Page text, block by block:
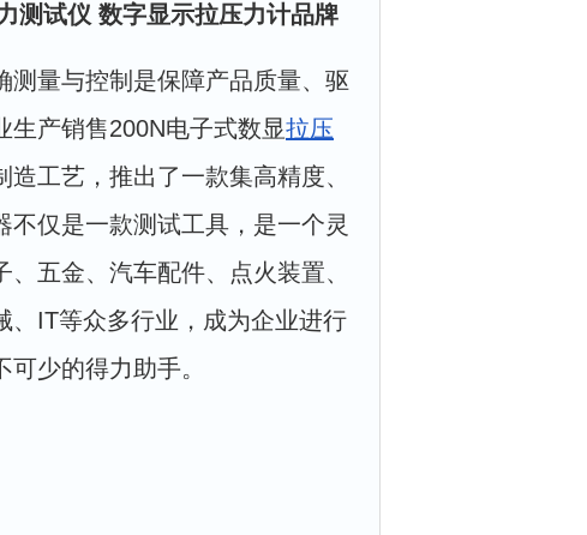
测试仪 数字显示拉压力计品牌
测量与控制是保障产品质量、驱
生产销售200N电子式数显拉压
工艺，推出了一款集高精度、
仅是一款测试工具，是一个灵
五金、汽车配件、点火装置、
、IT等众多行业，成为企业进行
少的得力助手。